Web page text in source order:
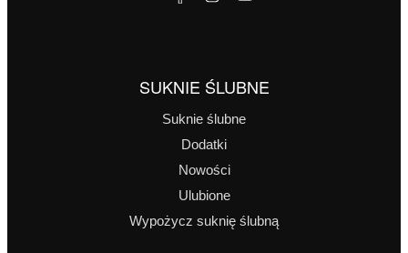
SUKNIE ŚLUBNE
Suknie ślubne
Dodatki
Nowości
Ulubione
Wypożycz suknię ślubną